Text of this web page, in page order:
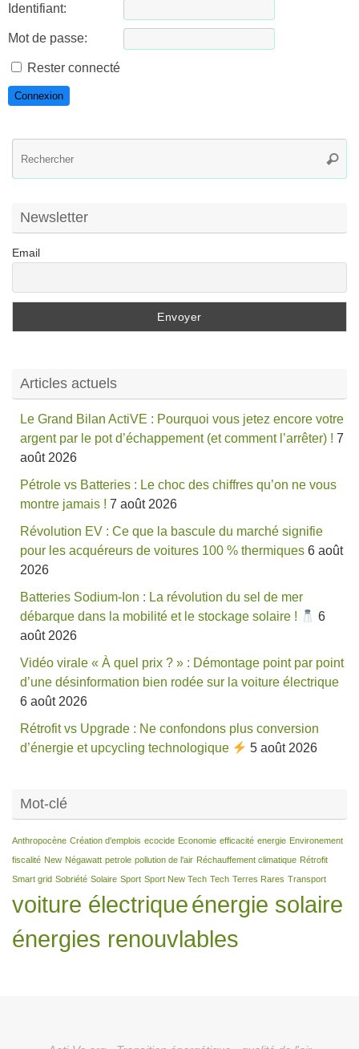
Identifiant:
Mot de passe:
Rester connecté
Connexion
Newsletter
Email
Articles actuels
Le Grand Bilan ActiVE : Pourquoi vous jetez encore votre
argent par le pot d’échappement (et comment l’arrêter) ! 7
août 2026
Pétrole vs Batteries : Le choc des chiffres qu’on ne vous
montre jamais ! 7 août 2026
Révolution EV : Ce que la bascule du marché signifie
pour les acquéreurs de voitures 100 % thermiques 6 août
2026
Batteries Sodium-Ion : La révolution du sel de mer
débarque dans la mobilité et le stockage solaire !
6
août 2026
Vidéo virale « À quel prix ? » : Démontage point par point
d’une désinformation bien rodée sur la voiture électrique
6 août 2026
Rétrofit vs Upgrade : Ne confondons plus conversion
d’énergie et upcycling technologique
5 août 2026
Mot-clé
Anthropocène Création d'emplois ecocide Economie efficacité energie Environement
fiscalité New Négawatt petrole pollution de l'air Réchauffement climatique Rétrofit
Smart grid Sobriété Solaire Sport Sport New Tech Tech Terres Rares Transport
voiture électriqueénergie solaire
énergies renouvlables